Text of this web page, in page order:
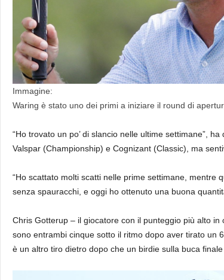
Immagine:
Waring è stato uno dei primi a iniziare il round di
“Ho trovato un po’ di slancio nelle ultime settimane”,
Valspar (Championship) e Cognizant (Classic), ma
“Ho scattato molti scatti nelle prime settimane, mentre
senza spauracchi, e oggi ho ottenuto una buona
Chris Gotterup – il giocatore con il punteggio più alto
sono entrambi cinque sotto il ritmo dopo aver tirato un
è un altro tiro dietro dopo che un birdie sulla buca